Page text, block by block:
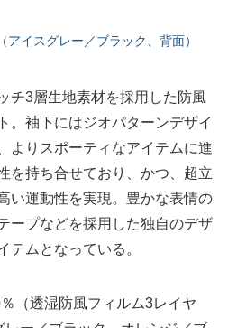
イスグレー／ブラック、背面）
チ3層生地素材を採用した防風
。袖下にはジオパターンデザイ
よりスポーティなアイテムに進
を持ち合せており、かつ、超立
い運動性を実現。豊かな表情の
ープなどを採用した独自のデザ
テムとなっている。
（透湿防風フィルム3レイヤ